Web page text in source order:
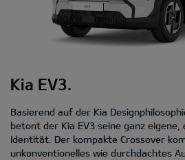
Kia EV3.
Basierend auf der Kia
betont der Kia EV3 seine ganz
Identität. Der kompakte Crossover
unkonventionelles wie durchdachtes